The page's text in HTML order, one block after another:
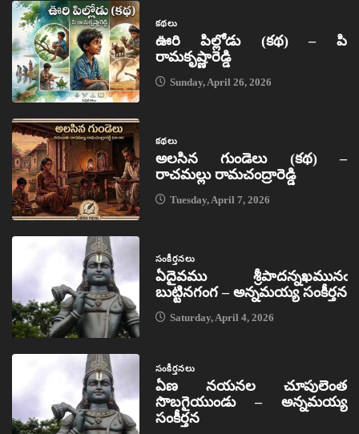
కథలు
ఊరి పిల్లోడు (కథ) – పి
రామకృష్ణారెడ్డి
Sunday, April 26, 2026
కథలు
అలసిన గుండెలు (కథ) –
రాచమల్లు రామచంద్రారెడ్డి
Tuesday, April 7, 2026
సంకీర్తనలు
ఏదైవము శ్రీపాదన్నఖమునఁ
బుట్టినగంగ – అన్నమయ్య సంకీర్తన
Saturday, April 4, 2026
సంకీర్తనలు
ఏణ నయనల చూపులెంత
సొబగైయుండు – అన్నమయ్య
సంకీర్తన